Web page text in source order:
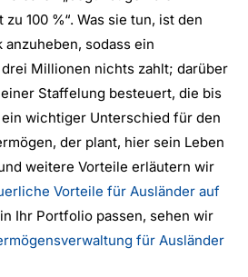
100 %“. Was sie tun, ist den
sodass ein
Millionen nichts zahlt; darüber
Staffelung besteuert, die bis
wichtiger Unterschied für den
der plant, hier sein Leben
weitere Vorteile erläutern wir
Vorteile für Ausländer auf
Ihr Portfolio passen, sehen wir
für Ausländer